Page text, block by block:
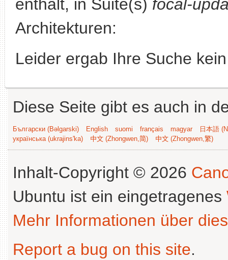
enthält, in Suite(s) focal-
Architekturen:
Leider ergab Ihre Suche
Diese Seite gibt es auch in
Български (Bəlgarski) English suomi français magyar
日本語
українська (ukrajins'ka)
中文 (Zhongwen,简) 中文 (Zhongwen,繁)
Inhalt-Copyright © 2026
Ubuntu ist ein eingetragenes
Mehr Informationen über
Report a bug on this site.